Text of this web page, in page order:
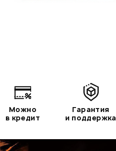
Можно
в кредит
Гарантия
и поддержка